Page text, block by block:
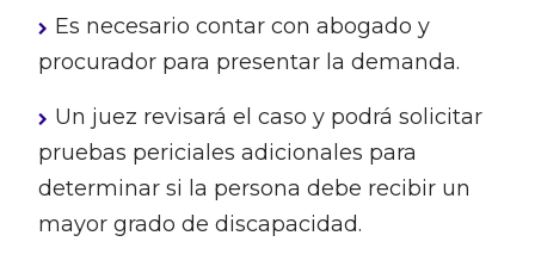
Es necesario contar con abogado y
procurador para presentar la demanda.
Un juez revisará el caso y podrá solicitar
pruebas periciales adicionales para
determinar si la persona debe recibir un
mayor grado de discapacidad.